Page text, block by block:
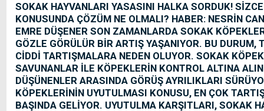
SOKAK HAYVANLARI YASASINI HALKA SORDUK!
KONUSUNDA ÇÖZÜM NE OLMALI? HABER: NESRİN
EMRE DÜŞENER SON ZAMANLARDA SOKAK
GÖZLE GÖRÜLÜR BİR ARTIŞ YAŞANIYOR. BU DURUM,
CİDDİ TARTIŞMALARA NEDEN OLUYOR. SOKAK
SAVUNANLAR İLE KÖPEKLERİN KONTROL ALTINA
DÜŞÜNENLER ARASINDA GÖRÜŞ AYRILIKLARI
KÖPEKLERİNİN UYUTULMASI KONUSU, EN ÇOK
BAŞINDA GELİYOR. UYUTULMA KARŞITLARI, SOKAK